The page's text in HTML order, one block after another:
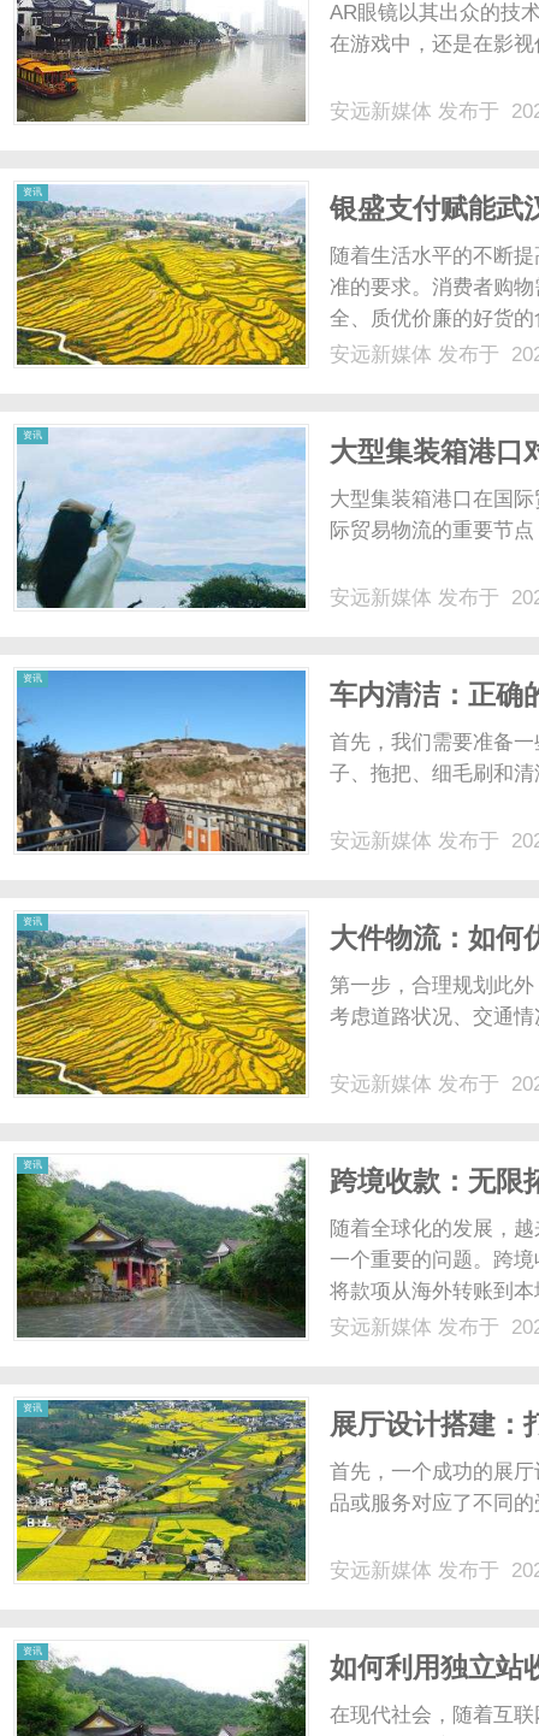
AR眼镜以其出众的技
在游戏中，还是在影
安远新媒体 发布于
资讯
银盛支付赋能武
随着生活水平的不断
准的要求。消费者购
全、质优价廉的好货
渠道。今天我们向大
安远新媒体 发布于
资讯
大型集装箱港口
大型集装箱港口在国
际贸易物流的重要节
安远新媒体 发布于
资讯
车内清洁：正确
境
首先，我们需要准备
子、拖把、细毛刷和
安远新媒体 发布于
资讯
大件物流：如何
第一步，合理规划此
考虑道路状况、交通
安远新媒体 发布于
资讯
跨境收款：无限
随着全球化的发展，
一个重要的问题。跨
将款项从海外转账到
换、国际汇款以及涉
安远新媒体 发布于
资讯
展厅设计搭建：
首先，一个成功的展
品或服务对应了不同
安远新媒体 发布于
资讯
如何利用独立站
在现代社会，随着互